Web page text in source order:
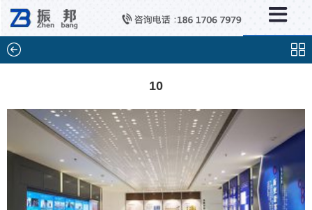
10
分类列表
×
AR/VR互动系统
智能互动系统
特殊显示产品